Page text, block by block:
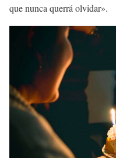
que nunca querrá olvidar».